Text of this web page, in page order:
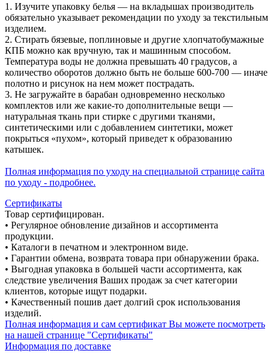
1. Изучите упаковку белья — на вкладышах производитель
обязательно указывает рекомендации по уходу за текстильным
изделием.
2. Стирать бязевые, поплиновые и другие хлопчатобумажные
КПБ можно как вручную, так и машинным способом.
Температура воды не должна превышать 40 градусов, а
количество оборотов должно быть не больше 600-700 — иначе
полотно и рисунок на нем может пострадать.
3. Не загружайте в барабан одновременно несколько
комплектов или же какие-то дополнительные вещи —
натуральная ткань при стирке с другими тканями,
синтетическими или с добавлением синтетики, может
покрыться «пухом», который приведет к образованию
катышек.
Полная информация по уходу на специальной странице сайта
по уходу - подробнее.
Сертификаты
Товар сертифицирован.
• Регулярное обновление дизайнов и ассортимента
продукции.
• Каталоги в печатном и электронном виде.
• Гарантии обмена, возврата товара при обнаружении брака.
• Выгодная упаковка в большей части ассортимента, как
следствие увеличения Ваших продаж за счет категории
клиентов, которые ищут подарки.
• Качественный пошив дает долгий срок использования
изделий.
Полная информация и сам сертификат Вы можете посмотреть
на нашей странице "Сертификаты"
Информация по доставке